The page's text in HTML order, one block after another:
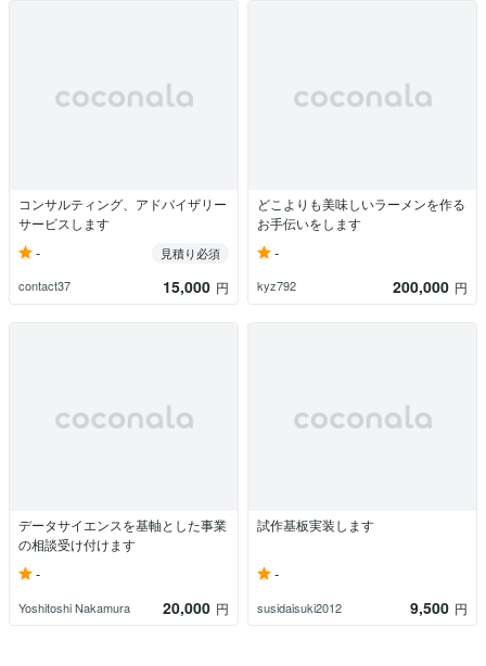
コンサルティング、アドバイザリー
サービスします
-
見積り必須
contact37
15,000 円
どこよりも美味しいラーメンを作る
お手伝いをします
-
kyz792 200,000 円
データサイエンスを基軸とした事業
の相談受け付けます
-
Yoshitoshi Nakamura 20,000 円
試作基板実装します
-
susidaisuki2012 9,500 円